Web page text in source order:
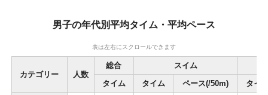
4052 Jean-Yves Jouas 男
6105 Gerald Ingmar Lies 43 男
亀井 健太 36
27 男
41
2054 後藤 謙仁 37 男 岐阜県
2:13:33
京都府
2:13:35
男子の年代別平均タイム・平均ペース
表は左右にスクロールできます
カテゴリー 人数
総合
スイム
タイム
タイム ペース(/50m)
タイ